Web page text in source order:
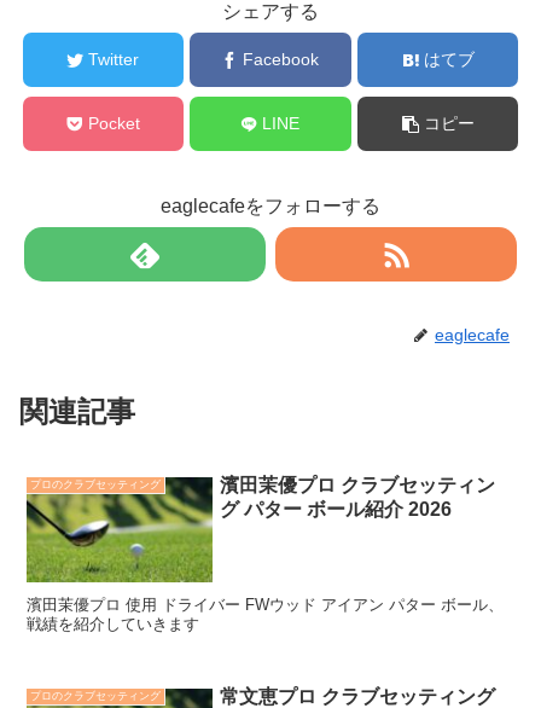
シェアする
Twitter Facebook はてブ
Pocket LINE コピー
eaglecafeをフォローする
eaglecafe
関連記事
プロのクラブセッティング
濱田茉優プロ クラブセッティン
グ パター ボール紹介 2026
濱田茉優プロ 使用 ドライバー FWウッド アイアン パター ボール、
戦績を紹介していきます
プロのクラブセッティング
常文恵プロ クラブセッティング